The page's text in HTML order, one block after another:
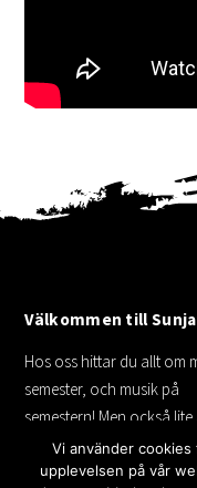
Välkommen till
Hos oss hittar du allt om
semester, och musik på
semestern! Men också
som shopping inspirerad
musik.
Vi använder
upplevelsen på vår